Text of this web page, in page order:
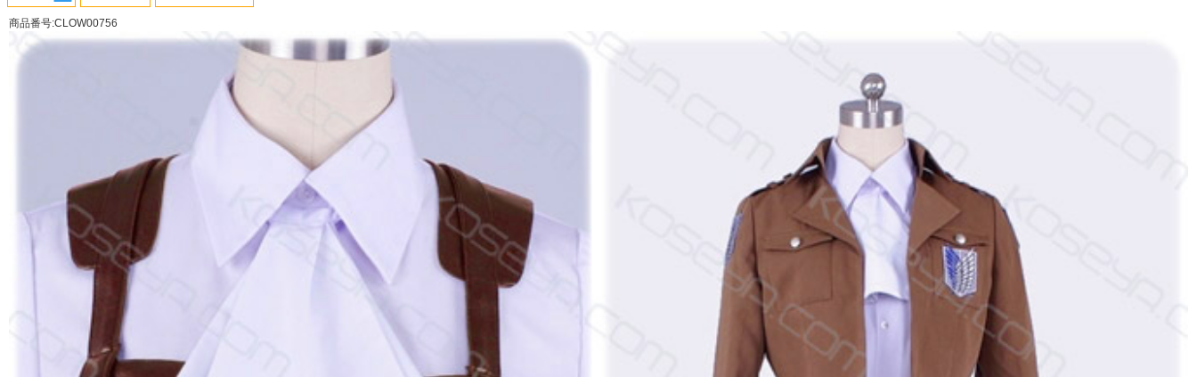
商品番号:CLOW00756